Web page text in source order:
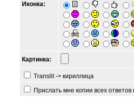
Иконка:
Картинка:
Translit -> кириллица
Прислать мне копии всех